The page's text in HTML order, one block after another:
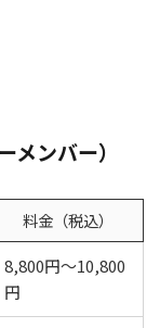
メンバー）
料金（税込）
8,800円〜10,800
円